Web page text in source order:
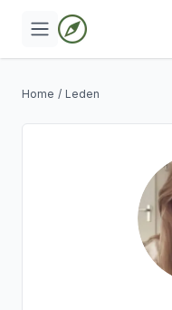
Home / Leden